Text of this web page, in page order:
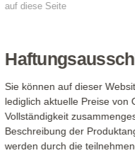
auf diese Seite
Sie können auf dieser
lediglich aktuelle Preise von
Vollständigkeit
Beschreibung der
werden durch die